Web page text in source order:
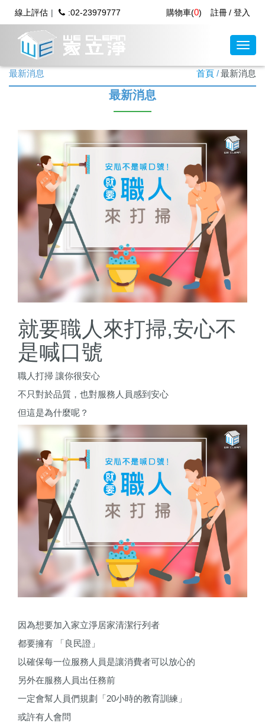
線上評估 :02-23979777 註冊 登入
購物車(0)
最新消息 首頁 最新消息
最新消息
就要職人來打掃,安心不
是喊口號
職人打掃 讓你很安心
不只對於品質，也對服務人員感到安心
但這是為什麼呢？
因為想要加入家立淨居家清潔行列者
都要擁有 「良民證」
以確保每一位服務人員是讓消費者可以放心的
另外在服務人員出任務前
一定會幫人員們規劃「20小時的教育訓練」
或許有人會問